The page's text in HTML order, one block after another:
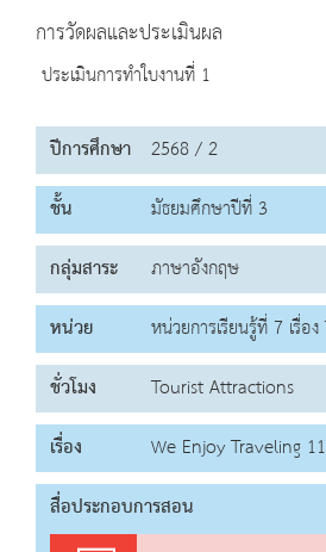
การวัดผลและประเมินผล
ประเมินการทำใบงานที่ 1
ปีการศึกษา 2568 / 2
ชั้น
มัธยมศึกษาปีที่ 3
กลุ่มสาระ
ภาษาอังกฤษ
หน่วย
หน่วยการเรียนรู้ที่ 7 เรื่
ชั่วโมง
Tourist Attractions
เรื่อง
We Enjoy Traveling
สื่อประกอบการสอน